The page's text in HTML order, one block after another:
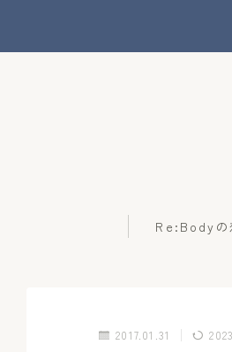
Re:Bodyの
2017.01.31